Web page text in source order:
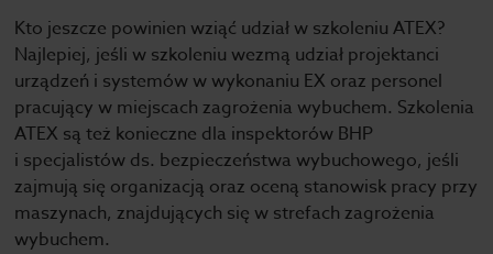
Kto jeszcze powinien wziąć udział w szkoleniu ATEX?
Najlepiej, jeśli w szkoleniu wezmą udział projektanci
urządzeń i systemów w wykonaniu EX oraz personel
pracujący w miejscach zagrożenia wybuchem. Szkolenia
ATEX są też konieczne dla inspektorów BHP
i specjalistów ds. bezpieczeństwa wybuchowego, jeśli
zajmują się organizacją oraz oceną stanowisk pracy przy
maszynach, znajdujących się w strefach zagrożenia
wybuchem.